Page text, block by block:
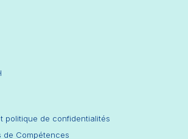
politique de confidentialités
de Compétences